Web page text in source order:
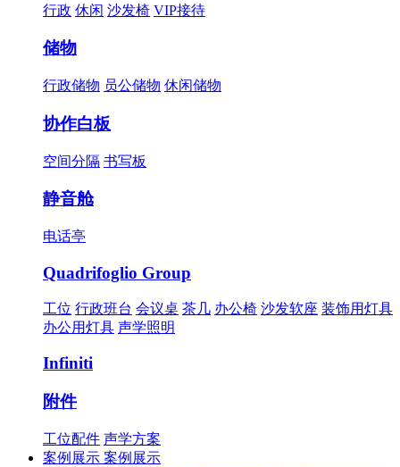
行政 休闲 沙发椅 VIP接待
储物
行政储物 员公储物 休闲储物
协作白板
空间分隔 书写板
静音舱
电话亭
Quadrifoglio Group
工位 行政班台 会议桌 茶几 办公椅 沙发软座 装饰用灯具
办公用灯具 声学照明
Infiniti
附件
工位配件 声学方案
案例展示 案例展示